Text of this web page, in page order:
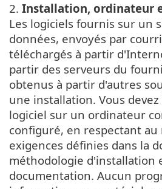
2. Installation, ordinateur
Les logiciels fournis sur un
données, envoyés par
téléchargés à partir
partir des serveurs du
obtenus à partir d'autres
une installation. Vous
logiciel sur un ordinateur
configuré, en respectant au
exigences définies dans la
méthodologie d'installation
documentation. Aucun